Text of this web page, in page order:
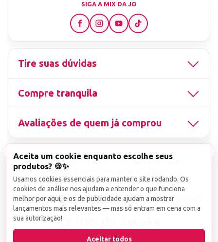
SIGA A MIX DA JO
Tire suas dúvidas
Compre tranquila
Avaliações de quem já comprou
▤ CNPJ13.851.519/0001-25
de imagens ou conteúdos deste site é proibido e
viola a Lei de Direitos Autorais nº 9.610/98.
Infrações serão denunciadas diretamente ao órgão competente.
Aceita um cookie enquanto escolhe seus
produtos? 🍪✨
Usamos cookies essenciais para manter o site rodando. Os
cookies de análise nos ajudam a entender o que funciona
melhor por aqui, e os de publicidade ajudam a mostrar
lançamentos mais relevantes — mas só entram em cena com a
sua autorização!
Aceitar todos